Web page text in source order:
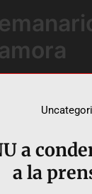
a
a la